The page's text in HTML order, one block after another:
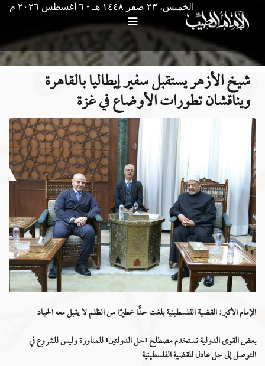
الخميس، ٢٣ صفر ١٤٤٨ هـ - ٦ أغسطس ۲۰۲٦ م
شيخ الأزهر يستقبل سفير إيطاليا بالقاهرة
ويناقشان تطورات الأوضاع في غزة
الإمام الأكبر: القضية الفلسطينية بلغت حدًّا خطيرًا من الظلم لا يقبل معه الحياد
بعض القوى الدولية تستخدم مصطلح «حل الدولتين» للمناورة وليس للشروع في
التوصل إلى حل عادل للقضية الفلسطينية